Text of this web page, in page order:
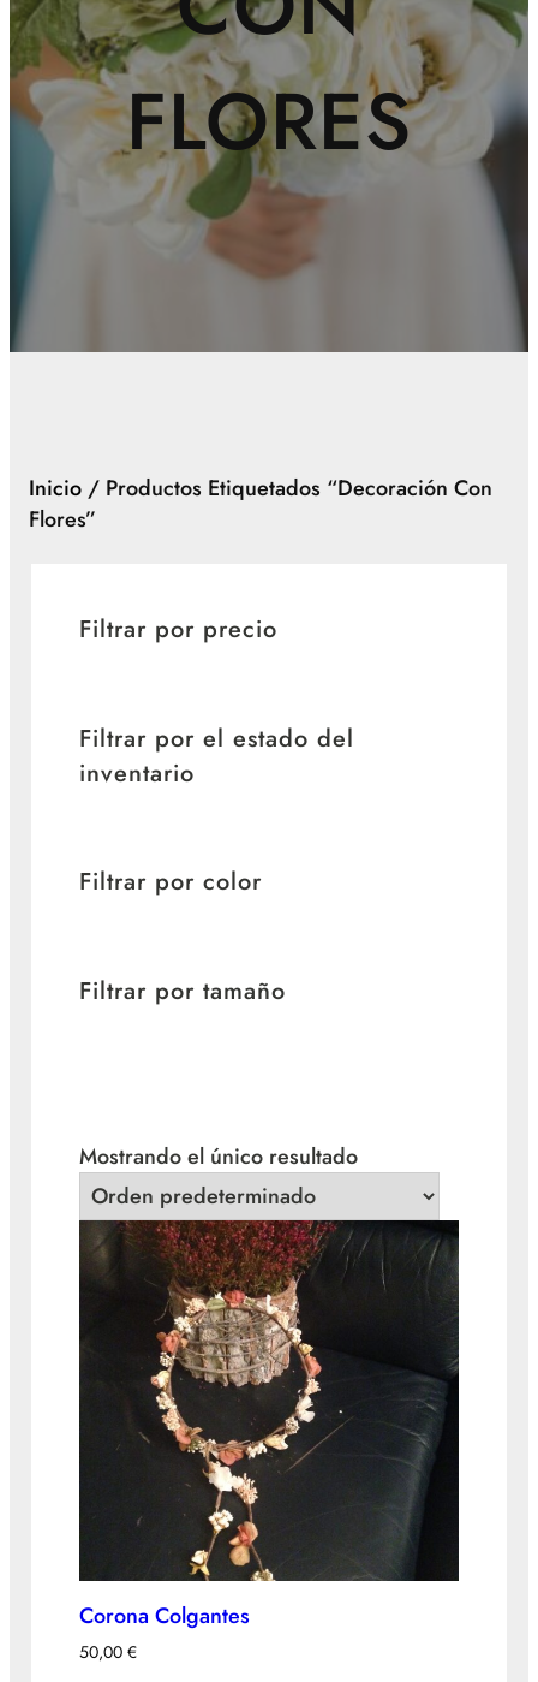
FLORES
Inicio/ Productos Etiquetados “decoración Con
Flores”
Filtrar por precio
Filtrar por el estado del
inventario
Filtrar por color
Filtrar por tamaño
Mostrando el único resultado
Corona Colgantes
50,00 €